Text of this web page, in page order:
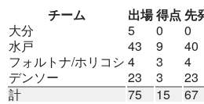
チーム 出場得点 先
大分
5 0 0
水戸
43 9 40
フォルトナ/ホリコシ 4 3 4
デンソー
23 3 23
計
75 15 67